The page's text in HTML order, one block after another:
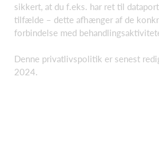
sikkert, at du f.eks. har ret til
tilfælde – dette afhænger af de
forbindelse med
Denne privatlivspolitik er senest
2024.